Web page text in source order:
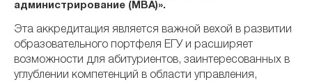
администрирование (MBA)».
Эта аккредитация является важной вехой в развитии
образовательного портфеля ЕГУ и расширяет
возможности для абитуриентов, заинтересованных в
углублении компетенций в области управления,